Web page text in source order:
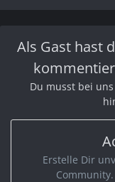
Du musst dich,
zu sehen. Vielen
zu sehen. Vielen
Als Gast hast
Du musst bei
Erstelle Dir